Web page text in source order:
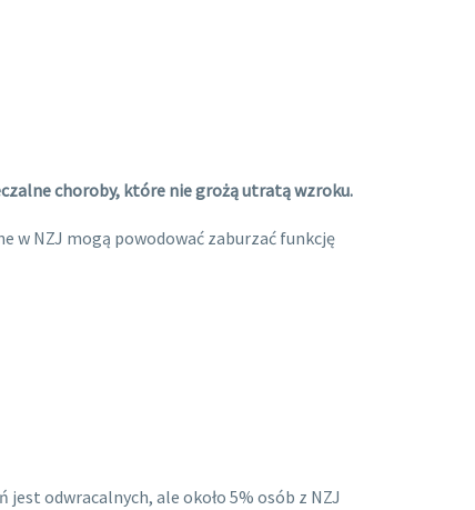
choroby, które nie grożą utratą wzroku.
w NZJ mogą powodować zaburzać funkcję
odwracalnych, ale około 5% osób z NZJ